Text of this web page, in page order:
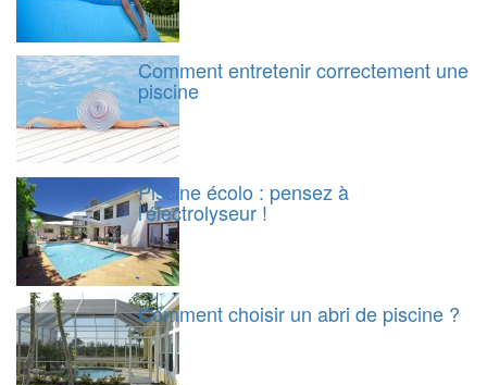
Comment entretenir correctement une
piscine
Piscine écolo : pensez à
l'électrolyseur !
Comment choisir un abri de piscine ?